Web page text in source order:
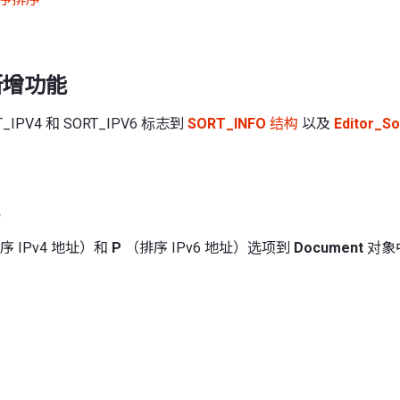
功能
和 SORT_IPV6 标志到 SORT_INFO 结构 以及
IPv4 地址）和 P （排序 IPv6 地址）选项到 Document 对